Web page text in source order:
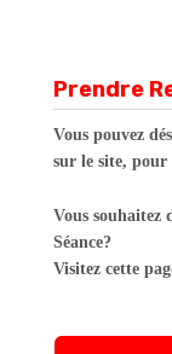
Prendre
Vous pouvez
sur le site, pour
Vous souhaitez
Séance?
Visitez cette